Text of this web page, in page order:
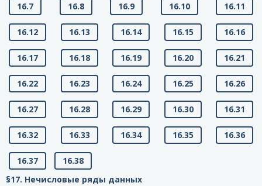
16.7 16.8 16.9 16.10 16.11
16.12 16.13 16.14 16.15 16.16
16.17 16.18 16.19 16.20 16.21
16.22 16.23 16.24 16.25 16.26
16.27 16.28 16.29 16.30 16.31
16.32 16.33 16.34 16.35 16.36
16.37
16.38
§17. Нечисловые ряды данных